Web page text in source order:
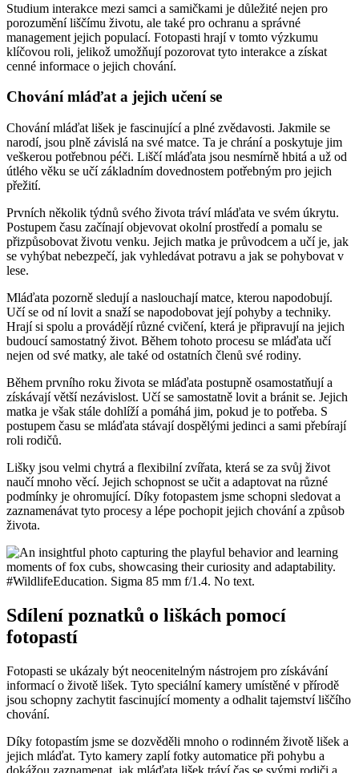
Studium interakce mezi samci a samičkami je důležité nejen pro
porozumění liščímu životu, ale také pro ochranu a správné
management jejich populací. Fotopasti hrají v tomto výzkumu
klíčovou roli, jelikož umožňují pozorovat tyto interakce a získat
cenné informace o jejich chování.
Chování mláďat a jejich učení se
Chování mláďat lišek je fascinující a plné zvědavosti. Jakmile se
narodí, jsou plně závislá na své matce. Ta je chrání a poskytuje jim
veškerou potřebnou péči. Liščí mláďata jsou nesmírně hbitá a už od
útlého věku se učí základním dovednostem potřebným pro jejich
přežití.
Prvních několik týdnů svého života tráví mláďata ve svém úkrytu.
Postupem času začínají objevovat okolní prostředí a pomalu se
přizpůsobovat životu venku. Jejich matka je průvodcem a učí je, jak
se vyhýbat nebezpečí, jak vyhledávat potravu a jak se pohybovat v
lese.
Mláďata pozorně sledují a naslouchají matce, kterou napodobují.
Učí se od ní lovit a snaží se napodobovat její pohyby a techniky.
Hrají si spolu a provádějí různé cvičení, která je připravují na jejich
budoucí samostatný život. Během tohoto procesu se mláďata učí
nejen od své matky, ale také od ostatních členů své rodiny.
Během prvního roku života se mláďata postupně osamostatňují a
získávají větší nezávislost. Učí se samostatně lovit a bránit se. Jejich
matka je však stále dohlíží a pomáhá jim, pokud je to potřeba. S
postupem času se mláďata stávají dospělými jedinci a sami přebírají
roli rodičů.
Lišky jsou velmi chytrá a flexibilní zvířata, která se za svůj život
naučí mnoho věcí. Jejich schopnost se učit a adaptovat na různé
podmínky je ohromující. Díky fotopastem jsme schopni sledovat a
zaznamenávat tyto procesy a lépe pochopit jejich chování a způsob
života.
Sdílení poznatků o liškách pomocí
fotopastí
Fotopasti se ukázaly být neocenitelným nástrojem pro získávání
informací o životě lišek. Tyto speciální kamery umístěné v přírodě
jsou schopny zachytit fascinující momenty a odhalit tajemství liščího
chování.
Díky fotopastím jsme se dozvěděli mnoho o rodinném životě lišek a
jejich mláďat. Tyto kamery zaplí fotky automatice při pohybu a
dokážou zaznamenat, jak mláďata lišek tráví čas se svými rodiči a